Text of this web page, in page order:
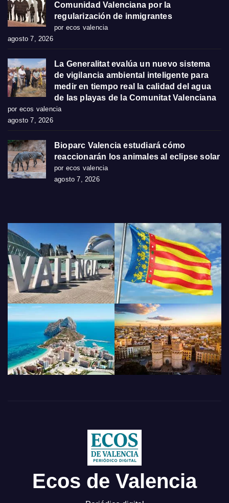
Comunidad Valenciana por la
regularización de inmigrantes
por ecos valencia
agosto 7, 2026
La Generalitat evalúa un nuevo sistema
de vigilancia ambiental inteligente para
medir en tiempo real la calidad del agua
de las playas de la Comunitat Valenciana
por ecos valencia
agosto 7, 2026
Bioparc Valencia estudiará cómo
reaccionarán los animales al eclipse solar
por ecos valencia
agosto 7, 2026
Ecos de Valencia